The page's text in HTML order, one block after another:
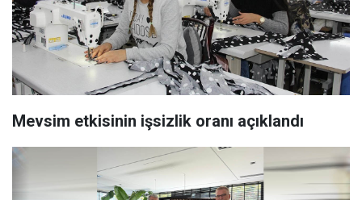
Mevsim etkisinin işsizlik oranı açıklandı